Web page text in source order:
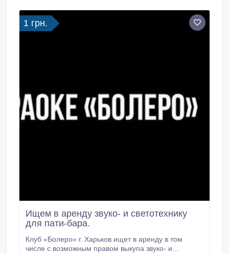
1 грн.
Ищем в аренду звуко- и светотехнику
для пати-бара.
Клуб «Болеро» г. Харьков ищет в аренду в том
числе с возможным правом выкупа звуко- и